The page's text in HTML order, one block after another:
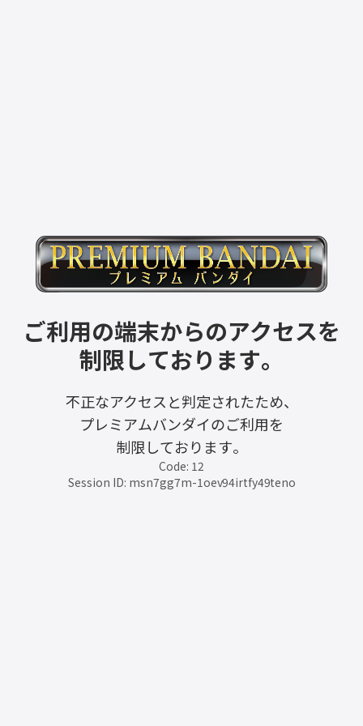
ご利用の端末からのアクセスを
制限しております。
不正なアクセスと判定されたため、
プレミアムバンダイのご利用を
制限しております。
Code: 12
Session ID: msn7gg7m-1oev94irtfy49teno